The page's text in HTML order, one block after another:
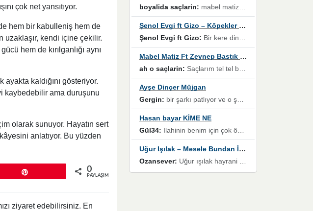
çok net yansıtıyor.
hem bir kabulleniş hem de
uzaklaşır, kendi içine çekilir.
hem de kırılganlığı aynı
kaldığını gösteriyor.
kaybedebilir ama duruşunu
olarak sunuyor. Hayatın sert
anlatıyor. Bu yüzden
0
PAYLAŞIMLAR
ziyaret edebilirsiniz. En
boyalida saçlarin: mabel matiz'in maya albümünde yer alan güzellerden. parça da şarkı hani! müzikal altyapısına vurulduğum, sözlerinde kaybolduğum bir parça olmuş.
Şenol Evgi ft Gizo – Köpekler Tanımadıklarına havlar
Şenol Evgi ft Gizo: Bir kere dinlememe rağmen kulaklardan gitmiyor sen sen sen sen kurban ol sen sen sen sen hayran ol yükses ses müzik dinleme sebebisiniz canlar bomba gibi patladınız maşallah
Mabel Matiz Ft Zeynep Bastık – Saçların
ah o saçlarin: Saçlarım tel tel beyazlıyor beyazlagına degil yanımda sen yoksun ona üzülüyorum günler bir bir geçiyor geçen günlere değil sensiz geçen günlere darılıyorum,Dinledikce asla kavusamayacagim ama asla unutamicagim sevdiğim adam için yanar içim
Ayşe Dinçer Müjgan
Gergin: bir şarkı patlıyor ve o şarkıyı millet her paylaşımın altına koyuyor ve öyle bir durum hal alıyor ki şarkıyı dinlemeden şarkıdan bikıyorsun Ama bu enteresan bir şekilde dillere dolanıyor millet olarak seviyoruz dertlerle boğuşurken bir yandan da göbek atmayi))) diyeceklerim bu kadar güzel hoş bir sayfa emeğinize sağlık arkadaşlar kolay gelsin
Hasan bayar KİME NE
Gül34: Ilahinin benim için çok özel bir yeri var İlk çıktığında komşum ne kadar yüksek sesle dinliyorsa orada duymuştum ve YouTube'dan aratıp Bu ilahiyi bulmuştum ve sonra müdavimi oldum günlük Ben de 3-5 kere dinleyip ezberleyip artık ilahiye bende eşlik ediyorum yüksek sesle Allah razı olsun hizmet nimettir Rabbim sizin zahmetlerinize de hayırlı nimetler versin Selam ve dua ile Allah'a emanet olun
Uğur Işılak – Mesele Bundan İbaret
Ozansever: Uğur ışılak hayrani olarak eski yeni tüm eserlerini keyifle huzurla dinleyenlerden birisiyim, emeğine saygı duyan gönül veren bunu en güzel şekilde sevenlerine ulaştıran siz değerli sayfa yöneticilerine de teşekkür ederim